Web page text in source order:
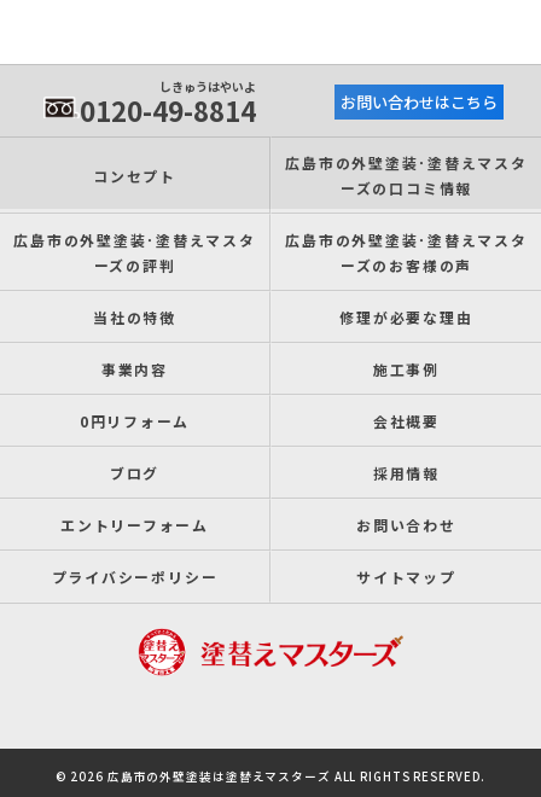
しきゅうはやいよ
0120-49-8814 お問い合わせはこちら
コンセプト
広島市の外壁塗装･塗替えマスタ
ーズの口コミ情報
広島市の外壁塗装･塗替えマスタ
ーズの評判
広島市の外壁塗装･塗替えマスタ
ーズのお客様の声
当社の特徴 修理が必要な理由
事業内容 施工事例
0円リフォーム 会社概要
ブログ 採用情報
エントリーフォーム お問い合わせ
プライバシーポリシー サイトマップ
© 2026 広島市の外壁塗装は塗替えマスターズ ALL RIGHTS RESERVED.